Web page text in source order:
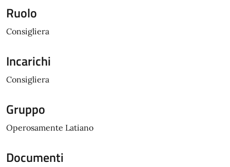
Ruolo
Consigliera
Incarichi
Consigliera
Gruppo
Operosamente Latiano
Documenti